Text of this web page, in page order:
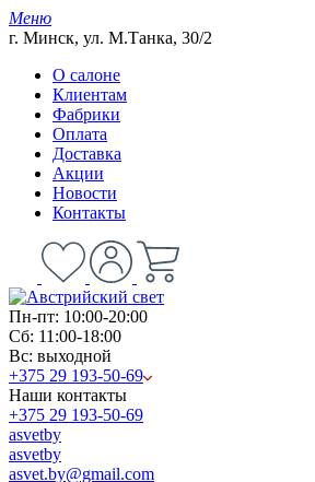
Меню
г. Минск, ул. М.Танка, 30/2
О салоне
Клиентам
Фабрики
Оплата
Доставка
Акции
Новости
Контакты
Пн-пт: 10:00-20:00
Сб: 11:00-18:00
Вс: выходной
+375 29 193-50-69
Наши контакты
+375 29 193-50-69
asvetby
asvetby
asvet.by@gmail.com